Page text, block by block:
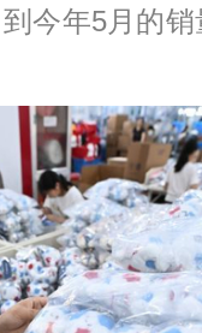
今年5月的